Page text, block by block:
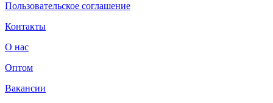
Пользовательское соглашение
Контакты
О нас
Оптом
Вакансии